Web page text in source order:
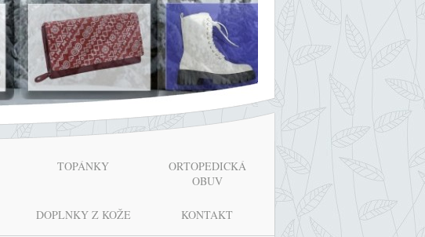
TOPÁNKY
ORTOPEDICKÁ
OBUV
DOPLNKY Z KOŽE KONTAKT